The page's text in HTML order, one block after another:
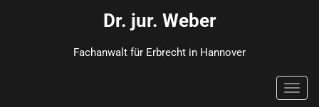
Dr. jur. Weber
Fachanwalt für Erbrecht in Hannover